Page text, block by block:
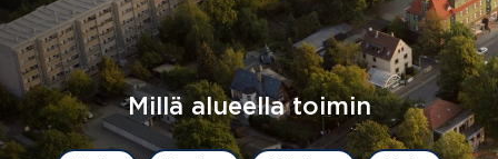
Millä alueella toimin